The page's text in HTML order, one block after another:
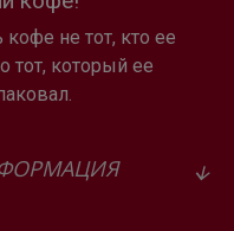
не тот, кто ее
тот, который ее